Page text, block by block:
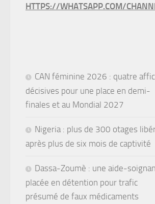
HTTPS://WHATSAPP.COM/
CAN féminine 2026 : quatre
décisives pour une place en demi-
finales et au Mondial 2027
Nigeria : plus de 300 otages
après plus de six mois de captivité
Dassa-Zoumè : une aide-
placée en détention pour trafic
présumé de faux médicaments